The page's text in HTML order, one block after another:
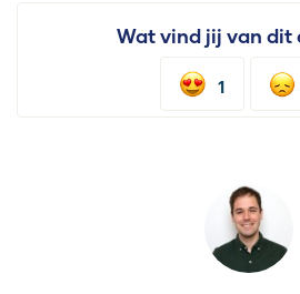
Wat vind jij van dit
1